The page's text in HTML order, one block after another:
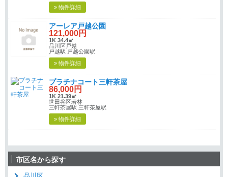
» 物件詳細
アーレア戸越公園
121,000円
1K 34.4㎡
品川区戸越
戸越駅 戸越公園駅
» 物件詳細
プラチナコート三軒茶屋
86,000円
1K 21.39㎡
世田谷区若林
三軒茶屋駅 三軒茶屋駅
» 物件詳細
市区名から探す